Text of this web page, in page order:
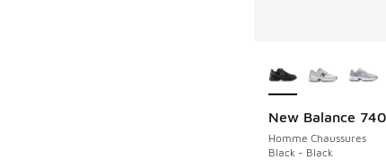
New Balance 740
Homme Chaussures
Black - Black
ÉCONOMISE 39 €